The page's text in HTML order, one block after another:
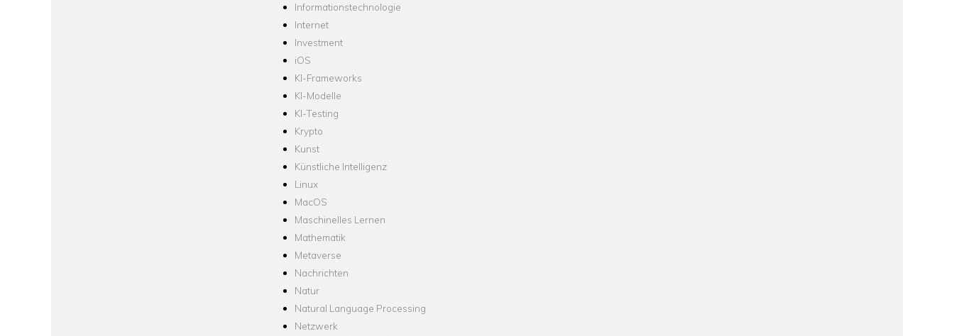
Informationstechnologie
Internet
Investment
iOS
KI-Frameworks
KI-Modelle
KI-Testing
Krypto
Kunst
Künstliche Intelligenz
Linux
MacOS
Maschinelles Lernen
Mathematik
Metaverse
Nachrichten
Natur
Natural Language Processing
Netzwerk